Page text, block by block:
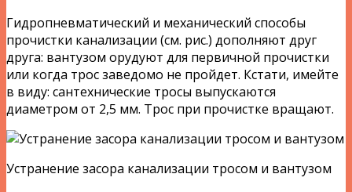
Гидропневматический и механический способы
прочистки канализации (см. рис.) дополняют друг
друга: вантузом орудуют для первичной прочистки
или когда трос заведомо не пройдет. Кстати, имейте
в виду: сантехнические тросы выпускаются
диаметром от 2,5 мм. Трос при прочистке вращают.
Устранение засора канализации тросом и вантузом